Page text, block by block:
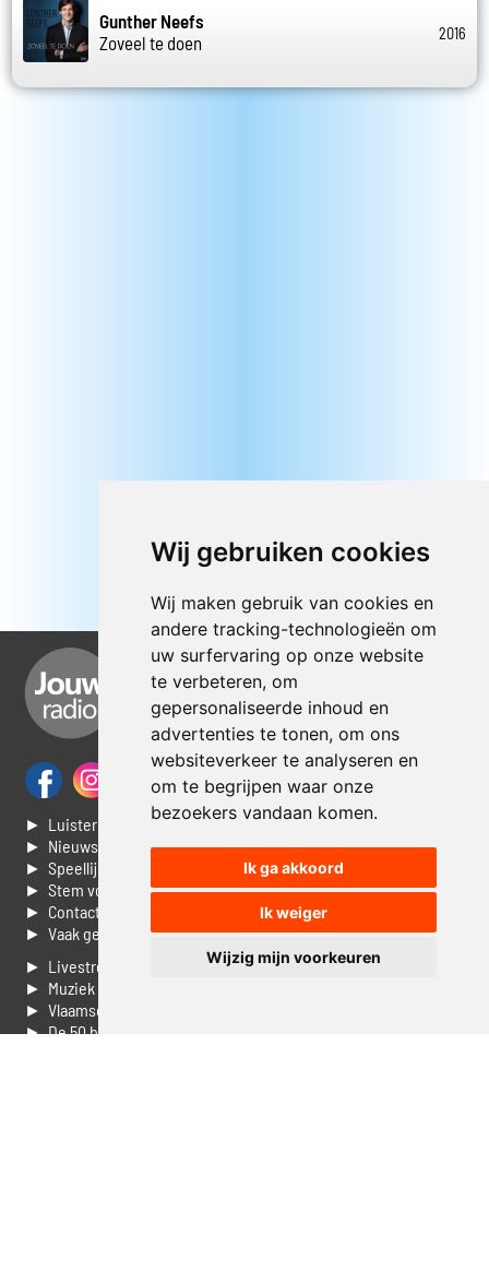
Wij gebruiken cookies
Wij maken gebruik van cookies en
andere tracking-technologieën om
uw surfervaring op onze website
te verbeteren, om
gepersonaliseerde inhoud en
advertenties te tonen, om ons
websiteverkeer te analyseren en
om te begrijpen waar onze
bezoekers vandaan komen.
Ik ga akkoord
Ik weiger
Wijzig mijn voorkeuren
Gunther Neefs
Zoveel te doen
2016
► Luisteren naar Jouwradio
► Nieuws
► Speellijst
► Stem voor de Dag top 3
► Contacteer ons
► Vaak gestelde vragen
► Livestream informatie
► Muziek opzoeken
► Vlaamse 100 Aller tijden
► De 50 beste van...